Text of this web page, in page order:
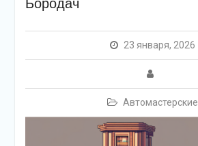
Бородач
23 января, 2026
Автомастерские